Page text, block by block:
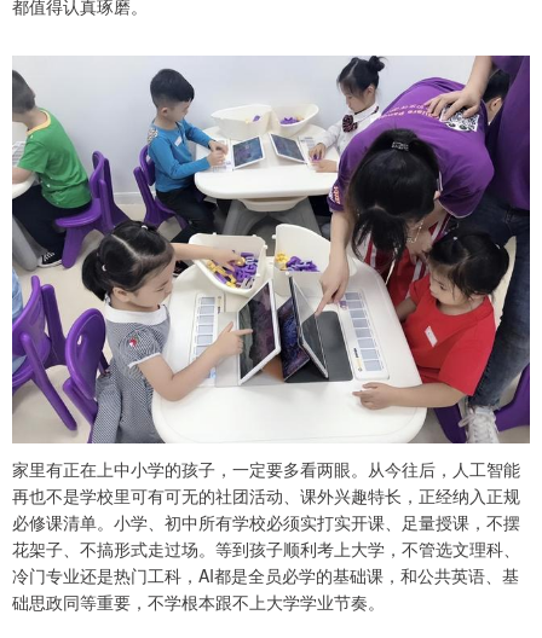
都值得认真琢磨。
家里有正在上中小学的孩子，一定要多看两眼。从今往后，人工智能
再也不是学校里可有可无的社团活动、课外兴趣特长，正经纳入正规
必修课清单。小学、初中所有学校必须实打实开课、足量授课，不摆
花架子、不搞形式走过场。等到孩子顺利考上大学，不管选文理科、
冷门专业还是热门工科，AI都是全员必学的基础课，和公共英语、基
础思政同等重要，不学根本跟不上大学学业节奏。